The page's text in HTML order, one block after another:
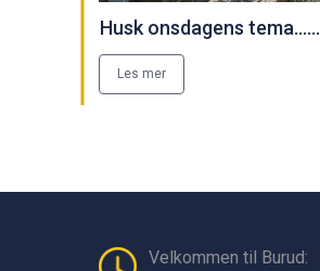
Husk onsdagens tema......
Les mer
Velkommen til Burud: